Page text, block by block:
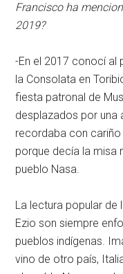
Francisco ha
2019?
-En el 2017 conocí al
la Consolata en
fiesta patronal de
desplazados por una
recordaba con
porque decía la misa
pueblo Nasa.
La lectura popular de
Ezio son siempre
pueblos indígenas.
vino de otro país,